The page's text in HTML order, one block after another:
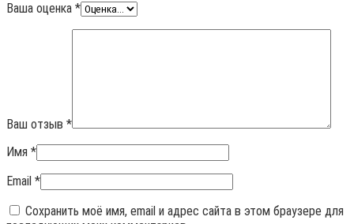
Ваша оценка *
Ваш отзыв *
Имя *
Email *
Сохранить моё имя, email и адрес сайта в этом браузере для